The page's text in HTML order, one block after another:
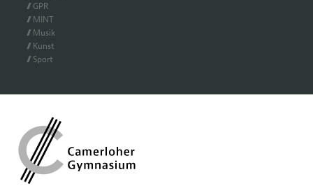
GPR
MINT
Mu­sik
Kunst
Sport